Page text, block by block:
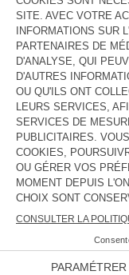
Mercredi
10:30 -
Jeudi
10:30 -
Vendredi
10:30 -
Samedi
10:30 -
Dimanche
Fermé
CONTACT
Tél. :(+34) 951 899 656
E-mail :
LANGUE :